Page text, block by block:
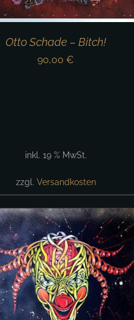
Otto Schade – Bitch!
90,00 €
inkl. 19 % MwSt.
zzgl. Versandkosten
IN DEN WARENKORB DETAILS